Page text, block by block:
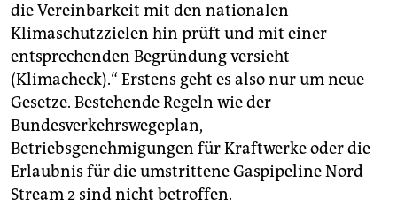
die Vereinbarkeit mit den nationalen
Klimaschutzzielen hin prüft und mit einer
entsprechenden Begründung versieht
(Klimacheck).“ Erstens geht es also nur um neue
Gesetze. Bestehende Regeln wie der
Bundesverkehrswegeplan,
Betriebsgenehmigungen für Kraftwerke oder die
Erlaubnis für die umstrittene Gaspipeline Nord
Stream 2 sind nicht betroffen.